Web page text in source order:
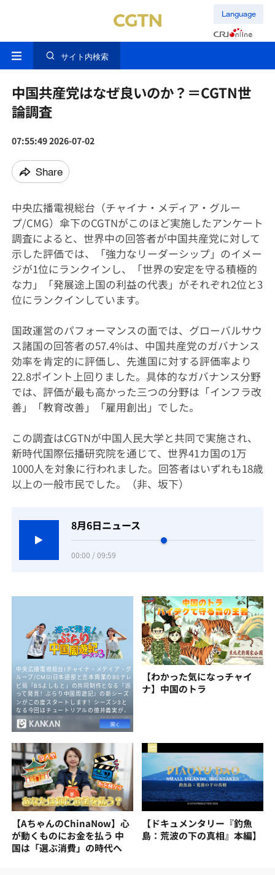
Language
サイト内検索
中国共産党はなぜ良いのか？＝CGTN世
論調査
07:55:49 2026-07-02
Share
中央広播電視総台（チャイナ・メディア・グルー
プ/CMG）傘下のCGTNがこのほど実施したアンケート
調査によると、世界中の回答者が中国共産党に対して
示した評価では、「強力なリーダーシップ」のイメー
ジが1位にランクインし、「世界の安定を守る積極的
な力」「発展途上国の利益の代表」がそれぞれ2位と3
位にランクインしています。
国政運営のパフォーマンスの面では、グローバルサウ
ス諸国の回答者の57.4%は、中国共産党のガバナンス
効率を肯定的に評価し、先進国に対する評価率より
22.8ポイント上回りました。具体的なガバナンス分野
では、評価が最も高かった三つの分野は「インフラ改
善」「教育改善」「雇用創出」でした。
この調査はCGTNが中国人民大学と共同で実施され、
新時代国際伝播研究院を通じて、世界41カ国の1万
1000人を対象に行われました。回答者はいずれも18歳
以上の一般市民でした。（非、坂下）
8月6日ニュース
00:00 / 09:59
【わかった気になっチャイ
ナ】中国のトラ
【AちゃんのChinaNow】心
が動くものにお金を払う 中
国は「選ぶ消費」の時代へ
【ドキュメンタリー『釣魚
島：荒波の下の真相』本編】